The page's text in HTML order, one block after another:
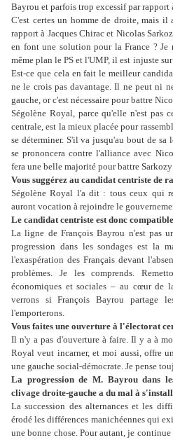
Bayrou et parfois trop excessif par rapport
C'est certes un homme de droite, mais il
rapport à Jacques Chirac et Nicolas
en font une solution pour la France ?
même plan le PS et l'UMP, il est injuste
Est-ce que cela en fait le meilleur
ne le crois pas davantage. Il ne peut ni
gauche, or c'est nécessaire pour battre
Ségolène Royal, parce qu'elle n'est pas
centrale, est la mieux placée pour
se déterminer. S'il va jusqu'au bout de
se prononcera contre l'alliance avec
fera une belle majorité pour battre
Vous suggérez au candidat centriste de
Ségolène Royal l'a dit : tous ceux qui
auront vocation à rejoindre le
Le candidat centriste est donc
La ligne de François Bayrou n'est pas
progression dans les sondages est la
l'exaspération des Français devant
problèmes. Je les comprends.
économiques et sociales – au cœur de
verrons si François Bayrou partage
l'emporterons.
Vous faites une ouverture à l'électorat
Il n'y a pas d'ouverture à faire. Il y a à
Royal veut incarner, et moi aussi, offre
une gauche social-démocrate. Je pense
La progression de M. Bayrou dans
clivage droite-gauche a du mal à
La succession des alternances et les
érodé les différences manichéennes qui
une bonne chose. Pour autant, je